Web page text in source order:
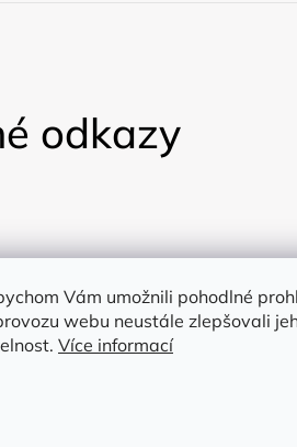
Vám umožnili pohodlné
webu neustále zlepšovali
Více informací
odkazy